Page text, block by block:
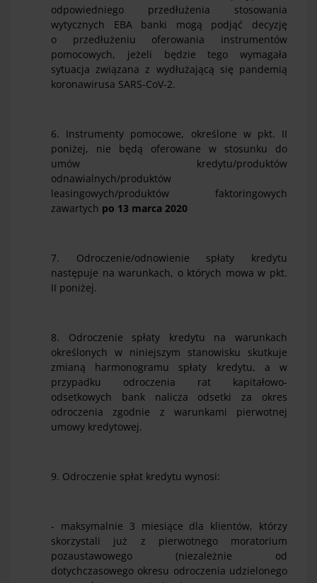
odpowiedniego przedłużenia stosowania
wytycznych EBA banki mogą podjąć decyzję
o przedłużeniu oferowania instrumentów
pomocowych, jeżeli będzie tego wymagała
sytuacja związana z wydłużającą się pandemią
koronawirusa SARS-CoV-2.
6. Instrumenty pomocowe, określone w pkt. II
poniżej, nie będą oferowane w stosunku do
umów kredytu/produktów
odnawialnych/produktów
leasingowych/produktów faktoringowych
zawartych po 13 marca 2020
7. Odroczenie/odnowienie spłaty kredytu
następuje na warunkach, o których mowa w pkt.
II poniżej.
8. Odroczenie spłaty kredytu na warunkach
określonych w niniejszym stanowisku skutkuje
zmianą harmonogramu spłaty kredytu, a w
przypadku odroczenia rat kapitałowo-
odsetkowych bank nalicza odsetki za okres
odroczenia zgodnie z warunkami pierwotnej
umowy kredytowej.
9. Odroczenie spłat kredytu wynosi:
- maksymalnie 3 miesiące dla klientów, którzy
skorzystali już z pierwotnego moratorium
pozaustawowego (niezależnie od
dotychczasowego okresu odroczenia udzielonego